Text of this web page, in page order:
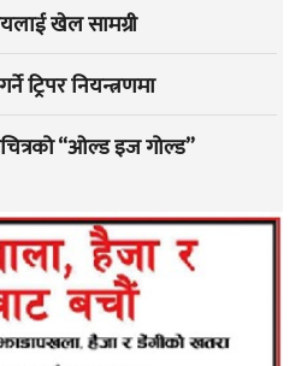
खेल सामग्री
ट्रिपर नियन्त्रणमा
“ओल्ड इज गोल्ड”